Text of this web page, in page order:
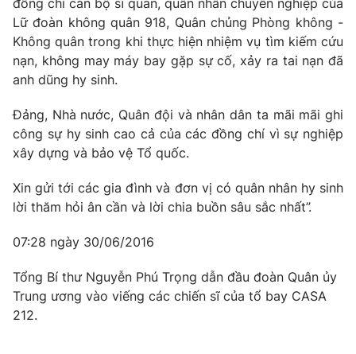
Lữ đoàn không quân 918, Quân chủng Phòng không -
Không quân trong khi thực hiện nhiệm vụ tìm kiếm cứu
nạn, không may máy bay gặp sự cố, xảy ra tai nạn đã
anh dũng hy sinh.
Đảng, Nhà nước, Quân đội và nhân dân ta mãi mãi ghi
công sự hy sinh cao cả của các đồng chí vì sự nghiệp
xây dựng và bảo vệ Tổ quốc.
Xin gửi tới các gia đình và đơn vị có quân nhân hy sinh
lời thăm hỏi ân cần và lời chia buồn sâu sắc nhất”.
07:28 ngày 30/06/2016
Tổng Bí thư Nguyễn Phú Trọng dẫn đầu đoàn Quân ủy
Trung ương vào viếng các chiến sĩ của tổ bay CASA
212.